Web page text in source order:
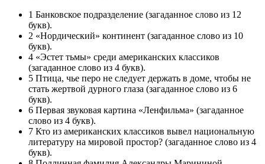
1 Банковское подразделение (загаданное слово из 12
букв).
2 «Нордический» континент (загаданное слово из 10
букв).
4 «Эстет тьмы» среди американских классиков
(загаданное слово из 4 букв).
5 Птица, чье перо не следует держать в доме, чтобы не
стать жертвой дурного глаза (загаданное слово из 6
букв).
6 Первая звуковая картина «Ленфильма» (загаданное
слово из 4 букв).
7 Кто из американских классиков вывел национальную
литературу на мировой простор? (загаданное слово из 4
букв).